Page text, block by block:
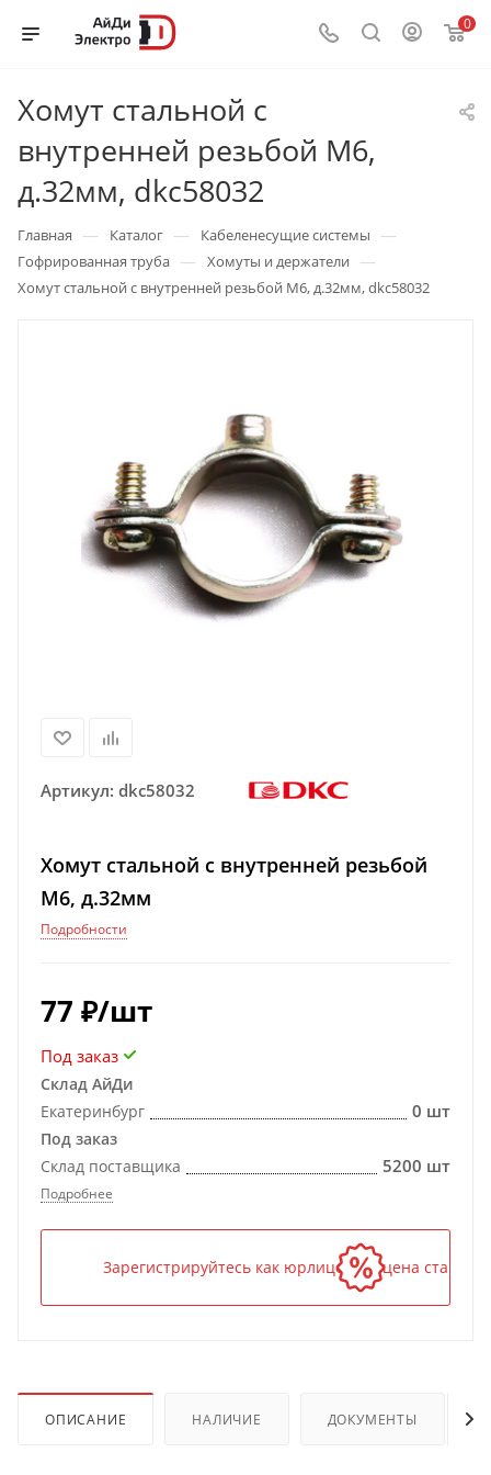
0
Хомут стальной с
внутренней резьбой М6,
д.32мм, dkc58032
Главная — Каталог — Кабеленесущие системы —
Гофрированная труба — Хомуты и держатели —
Хомут стальной с внутренней резьбой М6, д.32мм, dkc58032
Артикул: dkc58032
Хомут стальной с внутренней резьбой
М6, д.32мм
Подробности
77 ₽/шт
Под заказ
Склад АйДи
Екатеринбург
0 шт
Под заказ
Склад поставщика
5200 шт
Подробнее
Зарегистрируйтесь как юрлицо — и цена станет
ОПИСАНИЕ НАЛИЧИЕ ДОКУМЕНТЫ